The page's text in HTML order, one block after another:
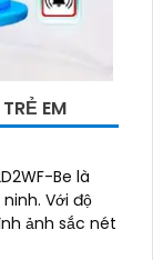
EM
Be là
độ
ảnh sắc nét